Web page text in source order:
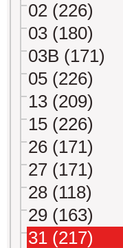
02 (226)
03 (180)
03B (171)
05 (226)
13 (209)
15 (226)
26 (171)
27 (171)
28 (118)
29 (163)
31 (217)